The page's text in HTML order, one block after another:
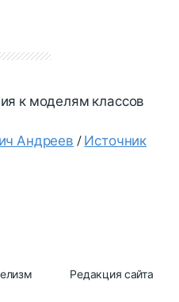
к моделям классов
Андреев / Источник
Редакция сайта